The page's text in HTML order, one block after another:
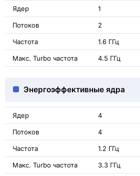
Ядер 1
Потоков 2
Частота 1.6 ГГц
Макс. Turbo частота 4.5 ГГц
Энергоэффективные ядра
Ядер 4
Потоков 4
Частота 1.2 ГГц
Макс. Turbo частота 3.3 ГГц